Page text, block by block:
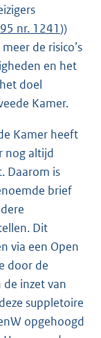
nr. 1241))
de risico’s
en het
doel
Kamer.
Kamer heeft
nog altijd
Daarom is
brief
Dit
via een Open
door de
inzet van
suppletoire
opgehoogd